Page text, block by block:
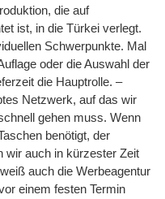
die auf
ist, in die Türkei verlegt.
Schwerpunkte. Mal
oder die Auswahl der
die Hauptrolle. –
Netzwerk, auf das wir
gehen muss. Wenn
benötigt, der
wir auch in kürzester Zeit
auch die Werbeagentur
einem festen Termin